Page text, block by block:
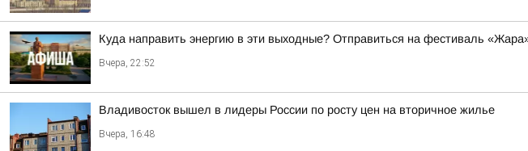
Куда направить энергию в эти выходные? Отправиться на фестиваль
Вчера, 22:52
Владивосток вышел в лидеры России по росту цен на вторичное жилье
Вчера, 16:48